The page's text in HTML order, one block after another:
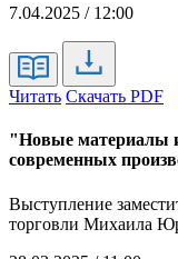
7.04.2025 / 12:00
Читать Скачать PDF
"Новые материалы
современных
Выступление
торговли Михаила